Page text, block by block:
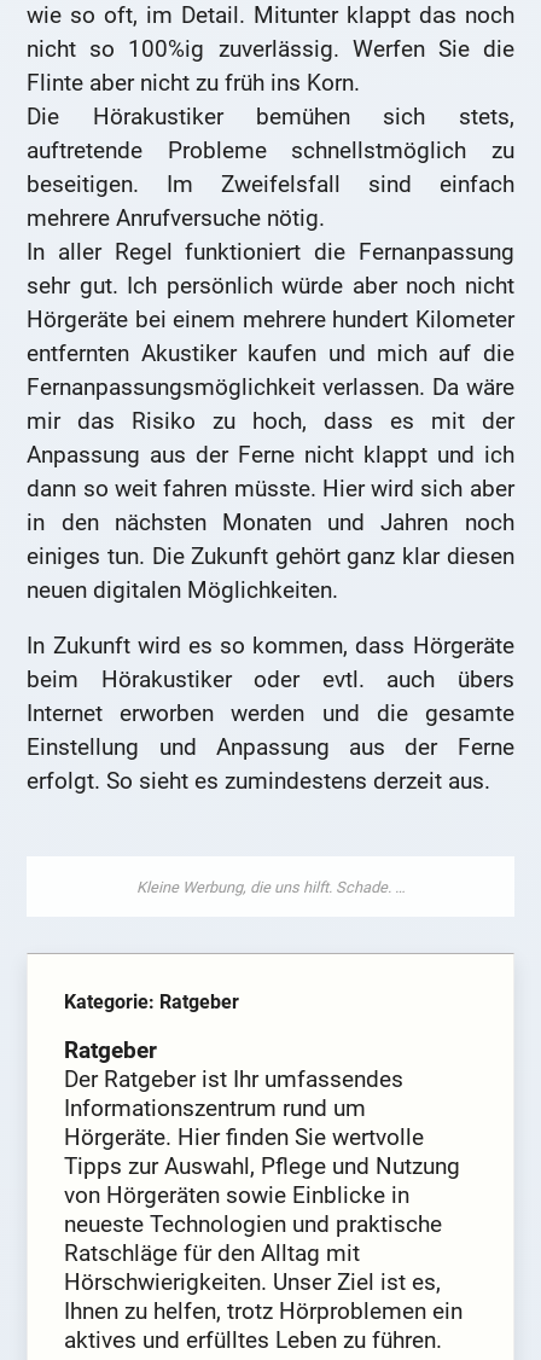
wie so oft, im Detail. Mitunter klappt das noch
nicht so 100%ig zuverlässig. Werfen Sie die
Flinte aber nicht zu früh ins Korn.
Die Hörakustiker bemühen sich stets,
auftretende Probleme schnellstmöglich zu
beseitigen. Im Zweifelsfall sind einfach
mehrere Anrufversuche nötig.
In aller Regel funktioniert die Fernanpassung
sehr gut. Ich persönlich würde aber noch nicht
Hörgeräte bei einem mehrere hundert Kilometer
entfernten Akustiker kaufen und mich auf die
Fernanpassungsmöglichkeit verlassen. Da wäre
mir das Risiko zu hoch, dass es mit der
Anpassung aus der Ferne nicht klappt und ich
dann so weit fahren müsste. Hier wird sich aber
in den nächsten Monaten und Jahren noch
einiges tun. Die Zukunft gehört ganz klar diesen
neuen digitalen Möglichkeiten.
In Zukunft wird es so kommen, dass Hörgeräte
beim Hörakustiker oder evtl. auch übers
Internet erworben werden und die gesamte
Einstellung und Anpassung aus der Ferne
erfolgt. So sieht es zumindestens derzeit aus.
Kategorie: Ratgeber
Ratgeber
Der Ratgeber ist Ihr umfassendes
Informationszentrum rund um
Hörgeräte. Hier finden Sie wertvolle
Tipps zur Auswahl, Pflege und Nutzung
von Hörgeräten sowie Einblicke in
neueste Technologien und praktische
Ratschläge für den Alltag mit
Hörschwierigkeiten. Unser Ziel ist es,
Ihnen zu helfen, trotz Hörproblemen ein
aktives und erfülltes Leben zu führen.